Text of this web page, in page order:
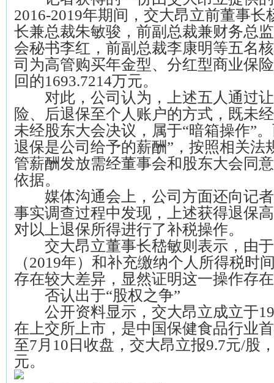
2016-2019年期间，交大昂立前董事长
长兼总裁朱敏骏，前副总裁兼财务总
会秘书李红，前副总裁李康明等五名
司为高管购买年金型、分红型商业保
回的1693.7214万元。
对此，公司认为，上述五人通过让
险、后退保至个人账户的方式，既未
未经股东大会决议，属于“暗箱操作”
退保是公司给予的薪酬”，按照相关法
管薪酬发放需经董事会和股东大会同
依据。
媒体沟通会上，公司方面还向记者
事实调查过程中发现，上述获得退保
对以上退保所得进行了补税操作。
交大昂立董事长嵇敏则表示，由于
（2019年）和补充缴纳个人所得税时
存在较大差异，显然证明这一操作存
否认出于“股权之争”
公开资料显示，交大昂立成立于
在上交所上市，是中国保健食品行业
至7月10日收盘，交大昂立报9.7元/股
元。